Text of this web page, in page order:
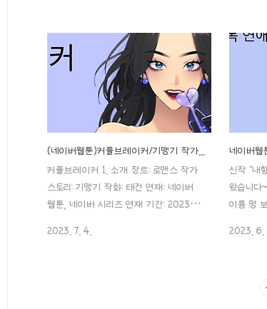
품, 포스팅 시작합니다..! 1. 소개 제목: 가
족같은 XX 작가: 서우현 장르: 로맨스, 연
예계 연재처: 네이버 웹툰, 네이버 시리
즈 연재 기간: 2022. 02. 09 ~ 연재 주
기: 목요웹툰 이용 등급: 15세 이용가 저
는 심미주의(?)이다 보니.. 웹툰 그림체가
예뻐야만 보는 몹쓸 시력을 가지고 있다
보니 이 웹툰도, 예쁩니다.. 매력 있게..ㅎ
ㅎ 로맨스 웹툰은 원래 좀 심쿵심쿵, 설렘
설렘. 그런 맛으로 보..
가 나를
연재처:
기간:
기: 수요
본의 아
이 참..
어린 친구
웹툰입
“이윤후”
같네요. 맞
커플브레이커 1. 소개 장르: 로맨스 작가
스토리: 기맹기 작화: 태건 연재: 네이버
웹툰, 네이버 시리즈 연재 기간: 2023.
12세 이용 장르: 로맨스, 현실로맨스, 걸크
2023. 7. 4.
네이버웹
신작 “내
왔습니다
이름 명
떨어지
니다! (
2023. 6.